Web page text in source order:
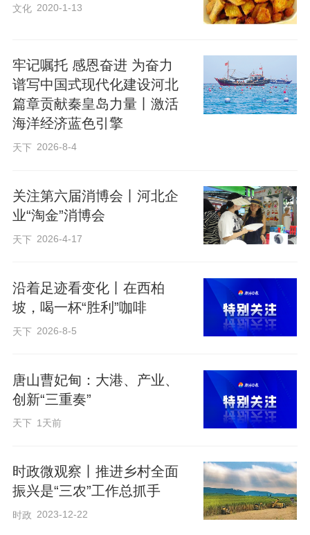
文化 2020-1-13
牢记嘱托 感恩奋进 为奋力
谱写中国式现代化建设河北
篇章贡献秦皇岛力量丨激活
海洋经济蓝色引擎
天下 2026-8-4
关注第六届消博会丨河北企
业“淘金”消博会
天下 2026-4-17
沿着足迹看变化丨在西柏
坡，喝一杯“胜利”咖啡
天下 2026-8-5
唐山曹妃甸：大港、产业、
创新“三重奏”
天下 1天前
时政微观察丨推进乡村全面
振兴是“三农”工作总抓手
时政 2023-12-22